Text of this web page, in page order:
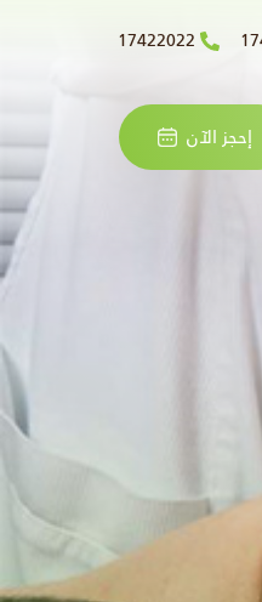
17422022
إحجز الآن